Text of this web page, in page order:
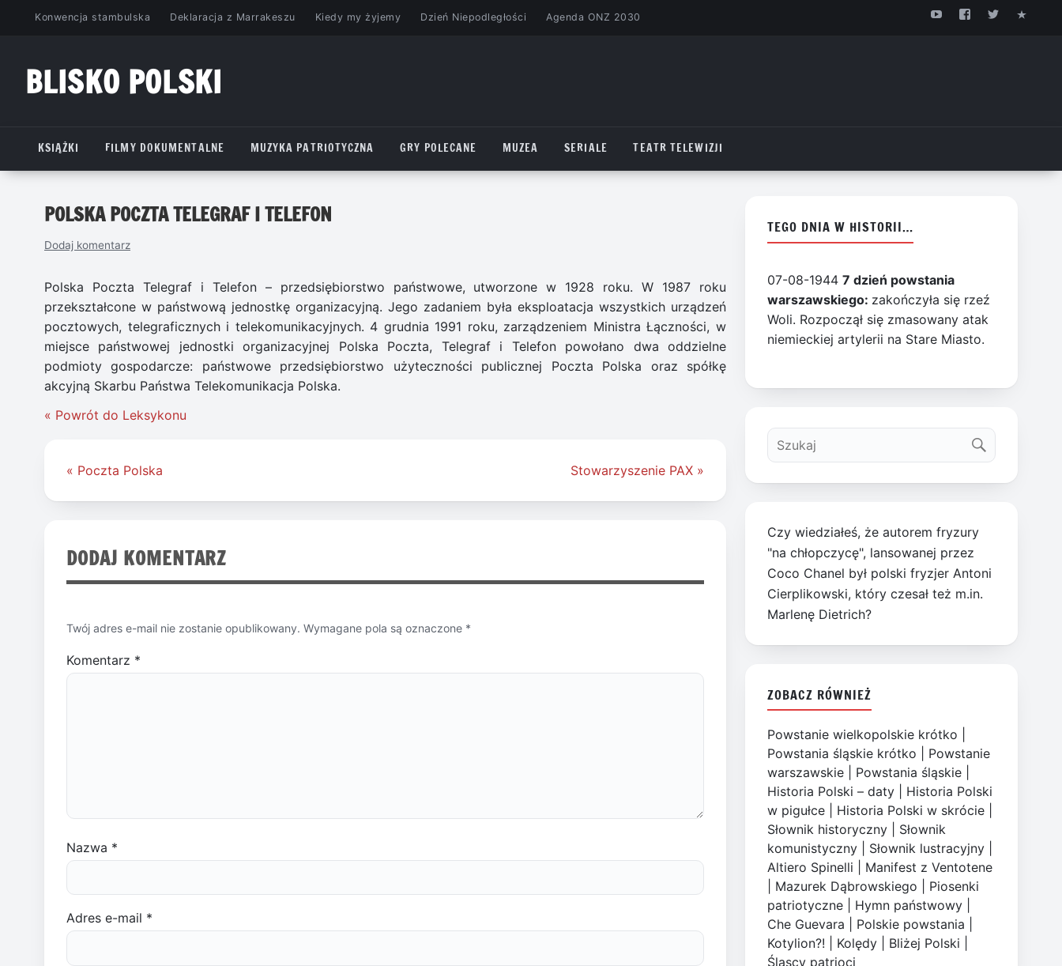
PrzejdźKonwencja stambulska Deklaracja z Marrakeszu Kiedy my żyjemy Dzień Niepodległości Agenda ONZ 2030
BLISKO POLSKI
KSIĄŻKI
FILMY DOKUMENTALNE MUZYKA PATRIOTYCZNA GRY POLECANE MUZEA SERIALE TEATR TELEWIZJI
POLSKA POCZTA TELEGRAF I TELEFON
Dodaj komentarz
Polska Poczta Telegraf i Telefon – przedsiębiorstwo państwowe, utworzone w 1928 roku. W 1987 roku
przekształcone w państwową jednostkę organizacyjną. Jego zadaniem była eksploatacja wszystkich urządzeń
pocztowych, telegraficznych i telekomunikacyjnych. 4 grudnia 1991 roku, zarządzeniem Ministra Łączności, w
miejsce państwowej jednostki organizacyjnej Polska Poczta, Telegraf i Telefon powołano dwa oddzielne
podmioty gospodarcze: państwowe przedsiębiorstwo użyteczności publicznej Poczta Polska oraz spółkę
akcyjną Skarbu Państwa Telekomunikacja Polska.
« Powrót do Leksykonu
Nawigacja
« Poczta Polska Stowarzyszenie PAX »
DODAJ KOMENTARZ
Twój adres e-mail nie zostanie opublikowany. Wymagane pola są oznaczone *
Komentarz *
Nazwa *
Adres e-mail *
TEGO DNIA W HISTORII…
07-08-19447 dzień powstania
warszawskiego: zakończyła się rzeź
Woli. Rozpoczął się zmasowany atak
niemieckiej artylerii na Stare Miasto.
Czy wiedziałeś, że autorem fryzury
"na chłopczycę", lansowanej przez
Coco Chanel był polski fryzjer Antoni
Cierplikowski, który czesał też m.in.
Marlenę Dietrich?
ZOBACZ RÓWNIEŻ
Powstanie wielkopolskie krótko
Powstania śląskie krótko
Powstanie
warszawskie
Powstania śląskie
Historia Polski – daty
Historia Polski
w pigułce
Historia Polski w skrócie
Słownik historyczny
Słownik
komunistyczny
Słownik lustracyjny
Altiero Spinelli
Manifest z Ventotene
Mazurek Dąbrowskiego
Piosenki
patriotyczne
Hymn państwowy
Che Guevara
Polskie powstania
Kotylion?!
Kolędy Bliżej Polski
Śląscy patrioci